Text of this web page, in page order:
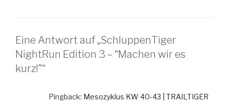
Eine Antwort auf „SchluppenTiger
NightRun Edition 3 – “Machen wir es
kurz!”“
Pingback: Mesozyklus KW 40-43 | TRAILTIGER